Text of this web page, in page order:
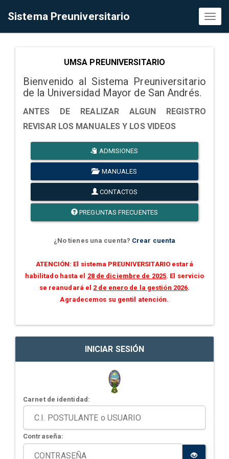
Sistema Preuniversitario
UMSA PREUNIVERSITARIO
Bienvenido al Sistema Preuniversitario
de la Universidad Mayor de San Andrés.
ANTES DE REALIZAR ALGUN REGISTRO
REVISAR LOS MANUALES Y LOS VIDEOS
ADMISIONES
MANUALES
CONTACTOS
PREGUNTAS FRECUENTES
¿No tienes una cuenta? Crear cuenta
ATENCIÓN: El sistema PREUNIVERSITARIO estará
habilitado hasta el 28 de diciembre de 2025. El servicio
se reanudará el 2 de enero de la gestión 2026.
Agradecemos su gentil atención.
INICIAR SESIÓN
Carnet de identidad:
Contraseña: